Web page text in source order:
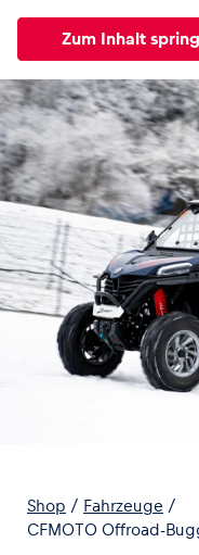
Zum Inhalt
Alle News
News
Shop / Fahrzeuge /
CFMOTO Offroad-